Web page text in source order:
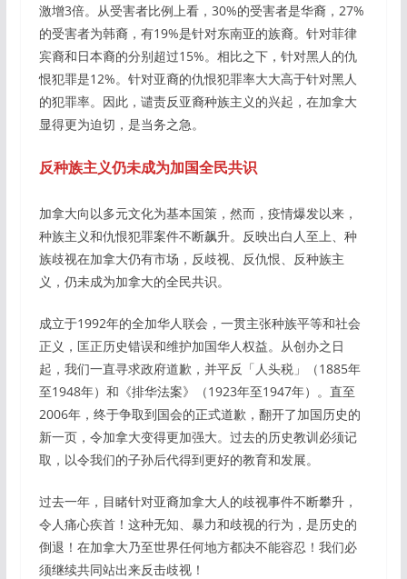
激增3倍。从受害者比例上看，30%的受害者是华裔，27%
的受害者为韩裔，有19%是针对东南亚的族裔。针对菲律
宾裔和日本裔的分别超过15%。相比之下，针对黑人的仇
恨犯罪是12%。针对亚裔的仇恨犯罪率大大高于针对黑人
的犯罪率。因此，谴责反亚裔种族主义的兴起，在加拿大
显得更为迫切，是当务之急。
反种族主义仍未成为加国全民共识
加拿大向以多元文化为基本国策，然而，疫情爆发以来，
种族主义和仇恨犯罪案件不断飙升。反映出白人至上、种
族歧视在加拿大仍有市场，反歧视、反仇恨、反种族主
义，仍未成为加拿大的全民共识。
成立于1992年的全加华人联会，一贯主张种族平等和社会
正义，匡正历史错误和维护加国华人权益。从创办之日
起，我们一直寻求政府道歉，并平反「人头税」（1885年
至1948年）和《排华法案》（1923年至1947年）。直至
2006年，终于争取到国会的正式道歉，翻开了加国历史的
新一页，令加拿大变得更加强大。过去的历史教训必须记
取，以令我们的子孙后代得到更好的教育和发展。
过去一年，目睹针对亚裔加拿大人的歧视事件不断攀升，
令人痛心疾首！这种无知、暴力和歧视的行为，是历史的
倒退！在加拿大乃至世界任何地方都决不能容忍！我们必
须继续共同站出来反击歧视！